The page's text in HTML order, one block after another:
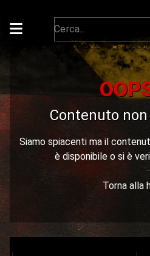
Contenuto
Siamo spiacenti ma il
è disponibile o si è
Torna alla